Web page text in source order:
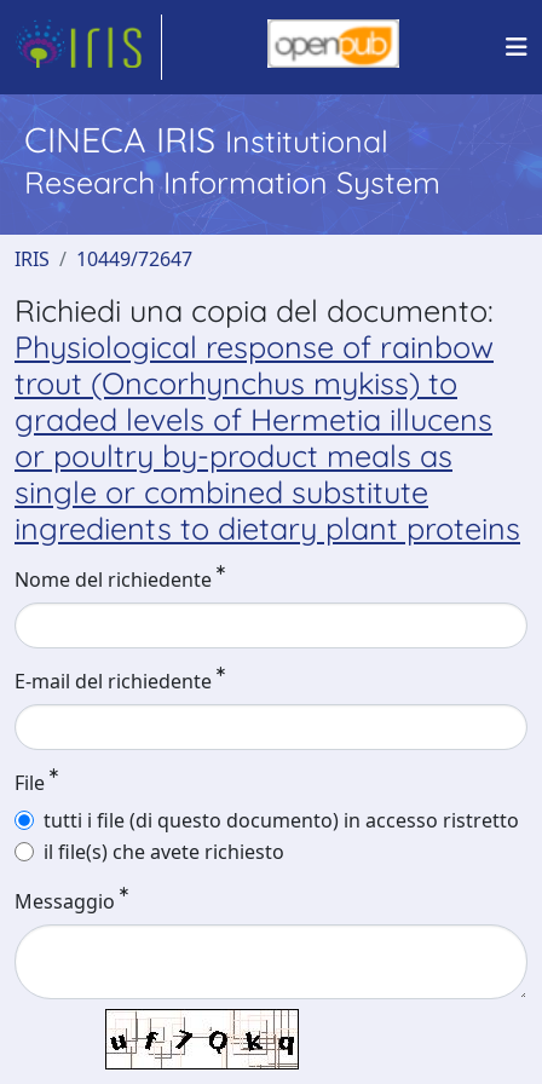
CINECA IRIS Institutional
Research Information System
IRIS 10449/72647
Richiedi una copia del documento:
Physiological response of rainbow
trout (Oncorhynchus mykiss) to
graded levels of Hermetia illucens
or poultry by-product meals as
single or combined substitute
ingredients to dietary plant proteins
Nome del richiedente
E-mail del richiedente
File
tutti i file (di questo documento) in accesso ristretto
il file(s) che avete richiesto
Messaggio